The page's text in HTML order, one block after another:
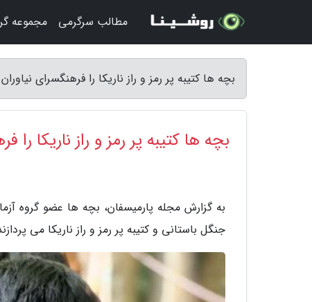
بچه ها کتیبه پر رمز و راز ناریکا را فرهنگسرای
بچه ها کتیبه پر رمز و راز ناریکا
به گزارش مجله پارمیسفان، بچه ها عضو گروه
جنگل باستانی و کتیبه پر رمز و راز ناریکا می
مطالب سرگرمی مجموعه